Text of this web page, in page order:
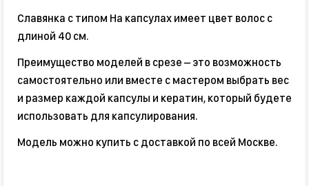
Славянка с типом На капсулах имеет цвет волос с
длиной 40 см.
Преимущество моделей в срезе – это возможность
самостоятельно или вместе с мастером выбрать вес
и размер каждой капсулы и кератин, который будете
использовать для капсулирования.
Модель можно купить с доставкой по всей Москве.